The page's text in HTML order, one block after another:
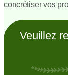
concrétiser vos
Veuillez